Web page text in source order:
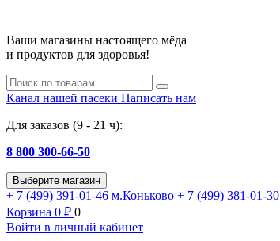
Ваши магазины настоящего мёда
и продуктов для здоровья!
Канал нашей пасеки Написать нам
Для заказов (9 - 21 ч):
8 800 300-66-50
Выберите магазин
+ 7 (499) 391-01-46 м.Коньково + 7 (499) 381-01-30
Корзина 0 ₽ 0
Войти в личный кабинет